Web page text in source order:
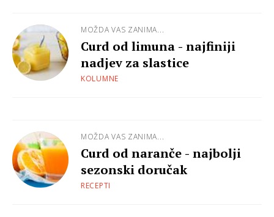
MOŽDA VAS ZANIMA...
Curd od limuna - najfiniji
nadjev za slastice
KOLUMNE
MOŽDA VAS ZANIMA...
Curd od naranče - najbolji
sezonski doručak
RECEPTI